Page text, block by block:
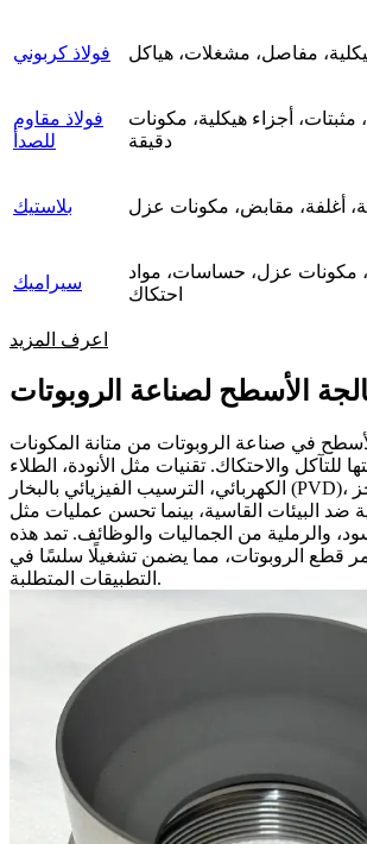
فولاذ كربوني مفاصل، مشغلات، هياكل
فولاذ مقاوم
للصدأ
أجزاء هيكلية، مكونات
دقيقة
بلاستيك أغلفة، مقابض، مكونات عزل
سيراميك
مكونات عزل، حساسات، مواد
احتكاك
اعرف المزيد
الأسطح لصناعة الروبوتات
في صناعة الروبوتات من متانة المكونات
للتآكل والاحتكاك. تقنيات مثل الأنودة، الطلاء
الكهربائي، الترسيب الفيزيائي بالبخار (PVD)، وطلاءات الحواجز
ضد البيئات القاسية، بينما تحسن عمليات مثل
والرملية من الجماليات والوظائف. تمد هذه
قطع الروبوتات، مما يضمن تشغيلًا سلسًا في
التطبيقات المتطلبة.